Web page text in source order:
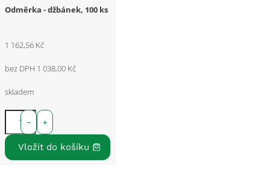
Odměrka - džbánek, 100 ks
1 162,56 Kč
bez DPH 1 038,00 Kč
skladem
+
−